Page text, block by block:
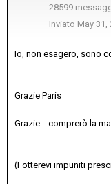
28599
Inviato May 31,
Io, non esagero, sono
Grazie Paris
Grazie... comprerò la
(Fotterevi impuniti